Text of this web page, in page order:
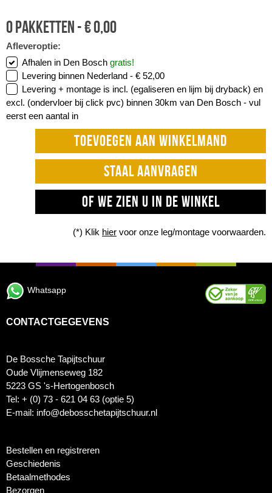
0pakketten -€0,00
Afleveroptie:
Afhalen in Den Bosch gratis!
Levering binnen Nederland - € 52,00
Levering + montage is incl. (egaliseren en lijm bij dryback) en
excl. (ondervloer bij click pvc) binnen 30km van Den Bosch - vul
eerst een aantal in
TOEVOEGEN AAN WINKELMAND
STAAL AANVRAGEN
OF WE ZIEN U IN DE WINKEL
(*) Klik hier voor onze leg/montage voorwaarden.
Whatsapp
CONTACTGEGEVENS
De Bossche Tapijtschuur
Oude Vlijmenseweg 182
5223 GS 's-Hertogenbosch
Tel: + (0) 73 - 621 04 63 (optie 5)
E-mail: info@debosschetapijtschuur.nl
Bestellen en registreren
Geschiedenis
Betaalmethodes
Bezorgen